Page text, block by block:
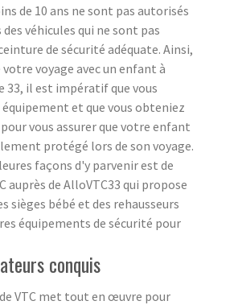
de 10 ans ne sont pas autorisés
des véhicules qui ne sont pas
de sécurité adéquate. Ainsi,
voyage avec un enfant à
33, il est impératif que vous
et que vous obteniez
vous assurer que votre enfant
protégé lors de son voyage.
façons d'y parvenir est de
auprès de AlloVTC33 qui propose
sièges bébé et des rehausseurs
équipements de sécurité pour
conquis
VTC met tout en œuvre pour